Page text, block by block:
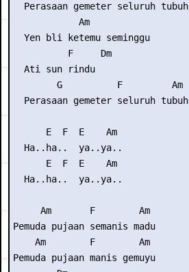
  Perasaan gemeter seluruh tubuh
            Am
  Yen bli ketemu seminggu
          F     Dm
  Ati sun rindu
        G          F         Am
  Perasaan gemeter seluruh tubuh
      E  F  E    Am
  Ha..ha..  ya..ya..
      E  F  E    Am
  Ha..ha..  ya..ya..
     Am       F        Am
Pemuda pujaan semanis madu
    Am        F        Am
Pemuda pujaan manis gemuyu